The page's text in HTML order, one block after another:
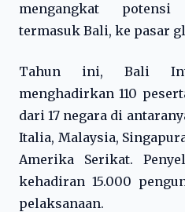
mengangkat
termasuk Bali, ke pasar
Tahun ini, Bali
menghadirkan 110
dari 17 negara di
Italia, Malaysia,
Amerika Serikat.
kehadiran 15.000
pelaksanaan.